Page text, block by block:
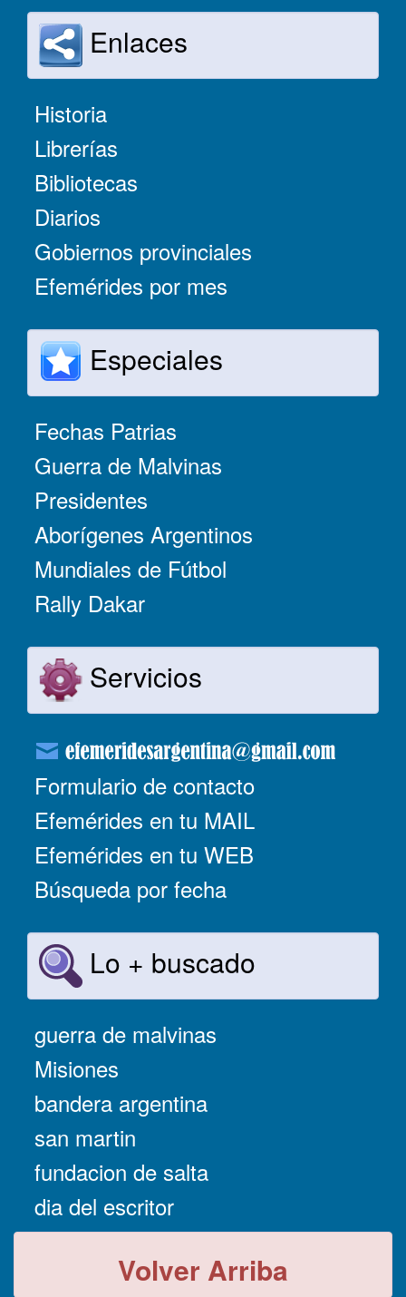
Enlaces
Historia
Librerías
Bibliotecas
Diarios
Gobiernos provinciales
Efemérides por mes
Especiales
Fechas Patrias
Guerra de Malvinas
Presidentes
Aborígenes Argentinos
Mundiales de Fútbol
Rally Dakar
Servicios
Formulario de contacto
Efemérides en tu MAIL
Efemérides en tu WEB
Búsqueda por fecha
Lo + buscado
guerra de malvinas
Misiones
bandera argentina
san martin
fundacion de salta
dia del escritor
Volver Arriba